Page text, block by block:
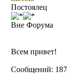
Постоялец
Вне Форума
Всем привет!
Сообщений: 187